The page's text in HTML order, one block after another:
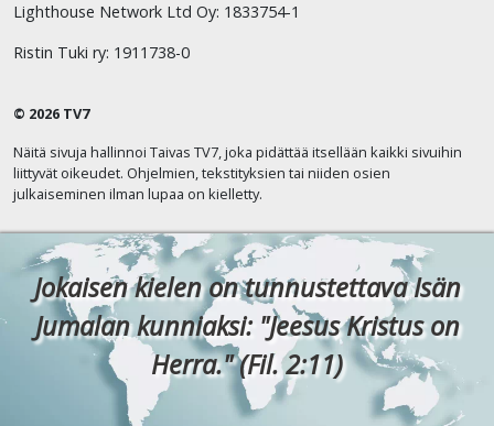
Lighthouse Network Ltd Oy: 1833754-1
Ristin Tuki ry: 1911738-0
© 2026 TV7
Näitä sivuja hallinnoi Taivas TV7, joka pidättää itsellään kaikki sivuihin
liittyvät oikeudet. Ohjelmien, tekstityksien tai niiden osien
julkaiseminen ilman lupaa on kielletty.
Jokaisen kielen on tunnustettava Isän
Jumalan kunniaksi: "Jeesus Kristus on
Herra." (Fil. 2:11)